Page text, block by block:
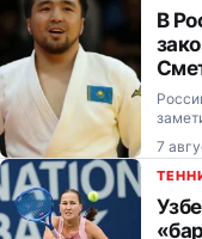
В
7